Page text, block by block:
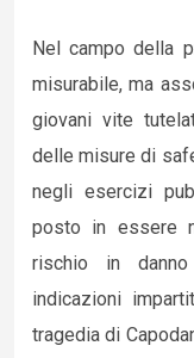
Nel campo della
misurabile, ma
giovani vite
delle misure di
negli esercizi
posto in essere
rischio in
indicazioni
tragedia di